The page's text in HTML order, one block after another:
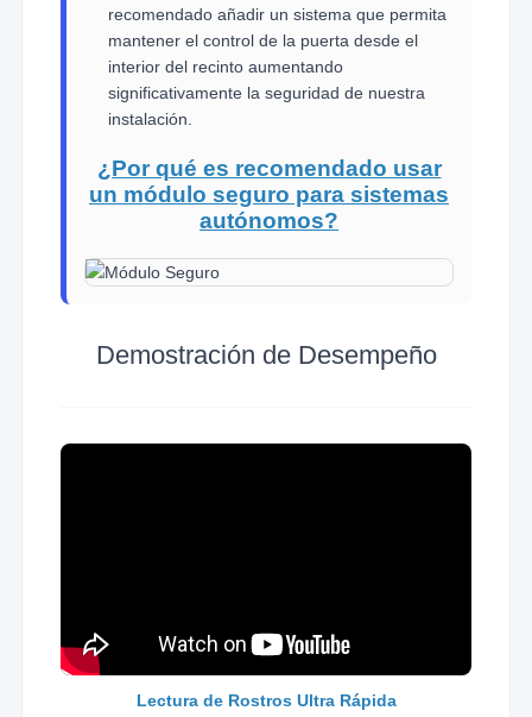
recomendado añadir un sistema que permita
mantener el control de la puerta desde el
interior del recinto aumentando
significativamente la seguridad de nuestra
instalación.
¿Por qué es recomendado usar
un módulo seguro para sistemas
autónomos?
Demostración de Desempeño
Lectura de Rostros Ultra Rápida